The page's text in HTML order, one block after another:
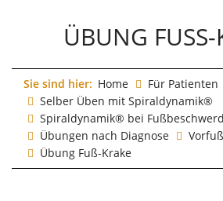
ÜBUNG FUSS-
Sie sind hier: Home
Für Patienten
Selber Üben mit Spiraldynamik®
Spiraldynamik® bei
Übungen nach Diagnose
Übung Fuß-Krake